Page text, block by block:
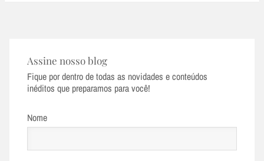
Assine nosso blog
Fique por dentro de todas as novidades e conteúdos
inéditos que preparamos para você!
Nome